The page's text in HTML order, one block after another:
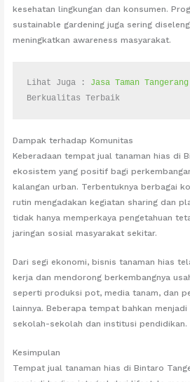
kesehatan lingkungan dan konsumen.
sustainable gardening juga sering
meningkatkan awareness masyarakat.
Lihat Juga : Jasa Taman Tangerang
Berkualitas Terbaik
Dampak terhadap Komunitas
Keberadaan tempat jual tanaman hias di
ekosistem yang positif bagi
kalangan urban. Terbentuknya berbagai
rutin mengadakan kegiatan sharing dan
tidak hanya memperkaya pengetahuan
jaringan sosial masyarakat sekitar.
Dari segi ekonomi, bisnis tanaman hias
kerja dan mendorong berkembangnya
seperti produksi pot, media tanam, dan
lainnya. Beberapa tempat bahkan
sekolah-sekolah dan institusi pendidikan.
Kesimpulan
Tempat jual tanaman hias di Bintaro